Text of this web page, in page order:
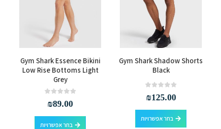
למוצר זה יש מספר סוגים. ניתן לבחור את האפשרויות בעמוד המוצר
Gym Shark Shadow Shorts
Black
₪125.00
בחר אפשרויות
למוצר זה יש מספר סוגים. ניתן לבחור את האפשרויות בעמוד המוצר
למוצר זה יש מספר סוגים. ניתן לבחור את האפשרויות בעמוד המוצר
Gym Shark Essence Bikini
Low Rise Bottoms Light
Grey
₪89.00
בחר אפשרויות
למוצר זה יש מספר סוגים. ניתן לבחור את האפשרויות בעמוד המוצר